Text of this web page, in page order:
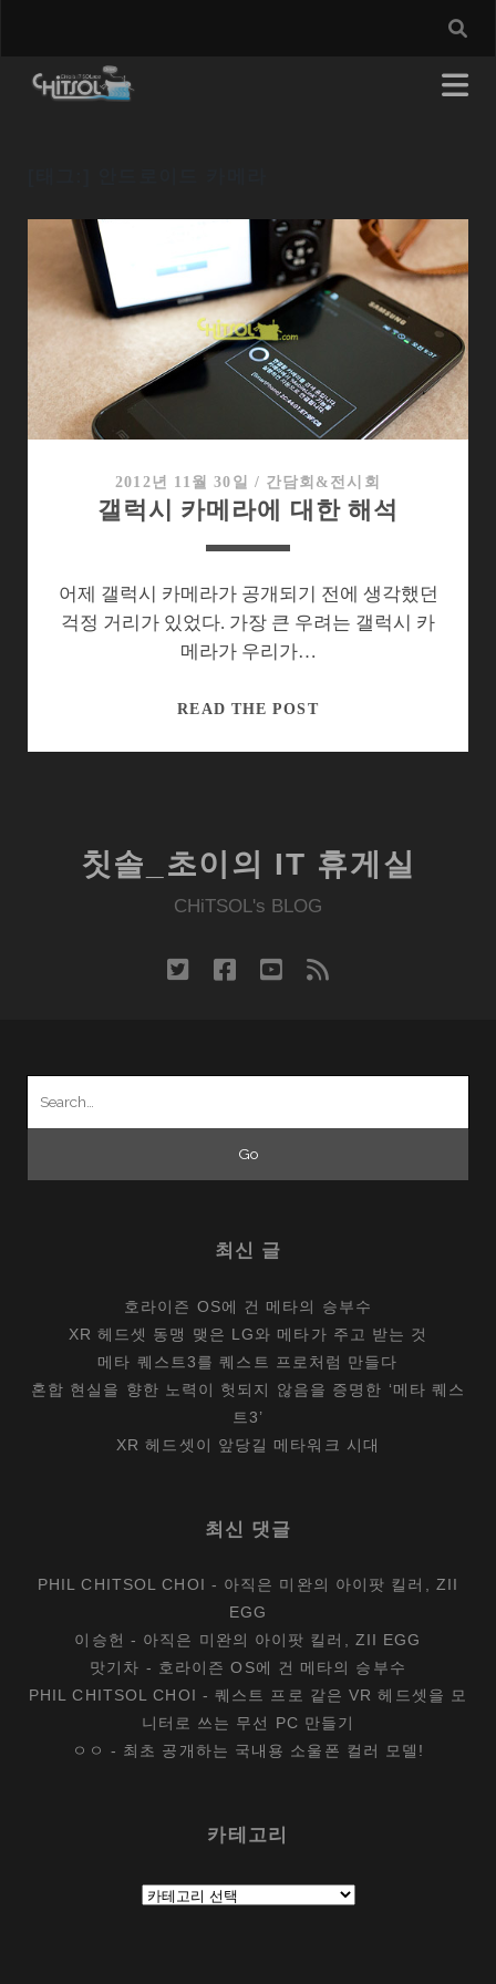
2012년 11월 30일 / 간담회&전시회
갤럭시 카메라에 대한 해석
어제 갤럭시 카메라가 공개되기 전에 생각했던
걱정 거리가 있었다. 가장 큰 우려는 갤럭시 카
메라가 우리가…
READ THE POST갤
에
대
석
칫솔_초이의 IT 휴게실
CHiTSOL's BLOG
twitterfacebook
youtube
rss
최신 글
호라이즌 OS에 건 메타의 승부수
XR 헤드셋 동맹 맺은 LG와 메타가 주고 받는 것
메타 퀘스트3를 퀘스트 프로처럼 만들다
혼합 현실을 향한 노력이 헛되지 않음을 증명한 ‘메타 퀘스
트3’
XR 헤드셋이 앞당길 메타워크 시대
최신 댓글
PHIL CHITSOL CHOI - 아직은 미완의 아이팟 킬러, ZII
EGG
이승헌 - 아직은 미완의 아이팟 킬러, ZII EGG
맛기차 - 호라이즌 OS에 건 메타의 승부수
PHIL CHITSOL CHOI -퀘스트 프로 같은 VR 헤드셋을 모
니터로 쓰는 무선 PC 만들기
ㅇㅇ - 최초 공개하는 국내용 소울폰 컬러 모델!
카테고리
테